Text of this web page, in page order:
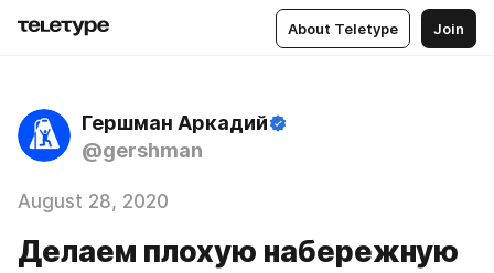
About Teletype Join
Гершман Аркадий
@gershman
August 28, 2020
Делаем плохую набережную